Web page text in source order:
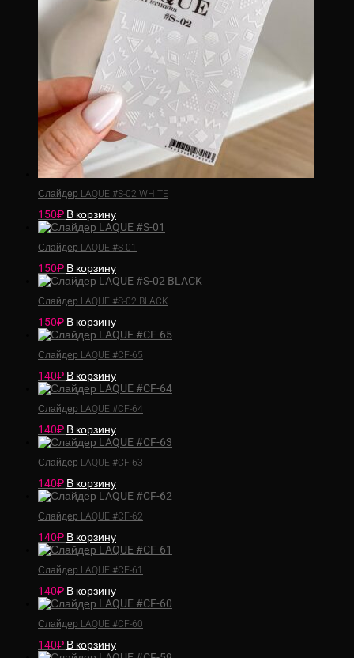
Слайдер LAQUE #S-02 WHITE
150₽ В корзину
Слайдер LAQUE #S-01
150₽ В корзину
Слайдер LAQUE #S-02 BLACK
150₽ В корзину
Слайдер LAQUE #CF-65
140₽ В корзину
Слайдер LAQUE #CF-64
140₽ В корзину
Слайдер LAQUE #CF-63
140₽ В корзину
Слайдер LAQUE #CF-62
140₽ В корзину
Слайдер LAQUE #CF-61
140₽ В корзину
Слайдер LAQUE #CF-60
140₽ В корзину